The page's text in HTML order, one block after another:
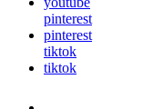
pinterest
pinterest
tiktok
tiktok